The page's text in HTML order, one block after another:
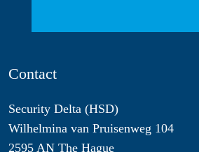
Contact
Security Delta (HSD)
Wilhelmina van Pruisenweg 104
2595 AN The Hague